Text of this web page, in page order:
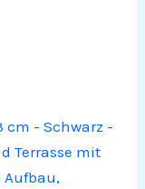
cm - Schwarz -
Terrasse mit